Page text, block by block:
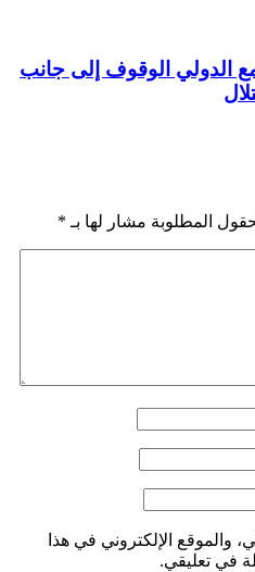
الدولي الوقوف إلى جانب
المطلوبة مشار لها بـ *
والموقع الإلكتروني في هذا
في تعليقي.